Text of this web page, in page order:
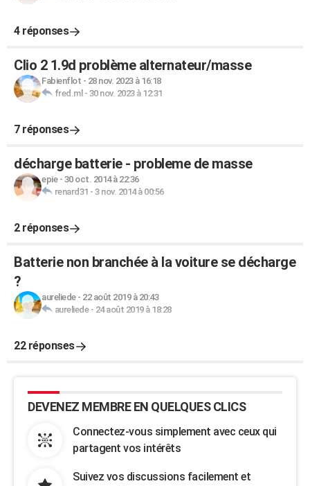
4 réponses
Clio 2 1.9d problème alternateur/masse
Fabienflot - 28 nov. 2023 à 16:18
fred.ml - 30 nov. 2023 à 12:31
7 réponses
décharge batterie - probleme de masse
epie- 30 oct. 2014 à 22:36
renard31 - 3 nov. 2014 à 00:56
2 réponses
Batterie non branchée à la voiture se décharge
?
aureliede- 22 août 2019 à 20:43
aureliede- 24 août 2019 à 18:28
22 réponses
DEVENEZ MEMBRE EN QUELQUES CLICS
Connectez-vous simplement avec ceux qui
partagent vos intérêts
Suivez vos discussions facilement et